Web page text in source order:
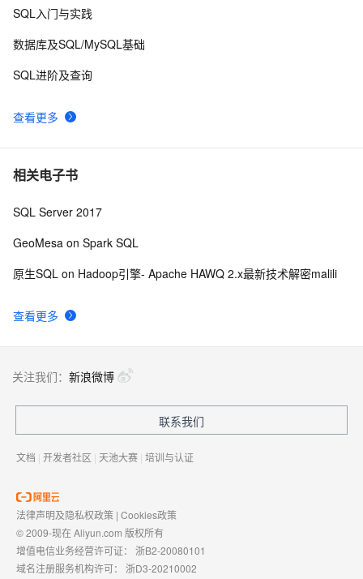
10SQL优化常用方法8
查看更多
SQL入门与实践
数据库及SQL/MySQL基础
SQL进阶及查询
相关电子书
查看更多
SQL Server 2017
GeoMesa on Spark SQL
原生SQL on Hadoop引擎- Apache HAWQ 2.x最新技术解密malili
关注我们： 新浪微博
联系我们
文档 | 开发者社区 | 天池大赛 | 培训与认证
法律声明及隐私权政策 | Cookies政策
© 2009-现在 Aliyun.com 版权所有
增值电信业务经营许可证： 浙B2-20080101
域名注册服务机构许可： 浙D3-20210002